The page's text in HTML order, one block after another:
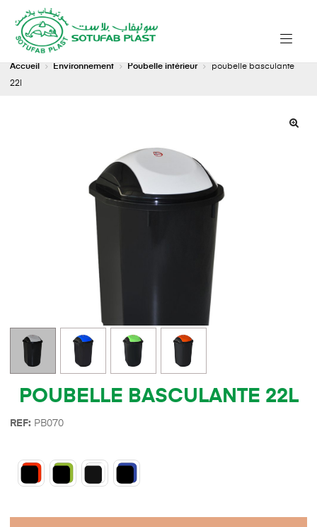
Accueil Environnement Poubelle intérieur
poubelle basculante
22l
POUBELLE BASCULANTE 22L
REF: PB070